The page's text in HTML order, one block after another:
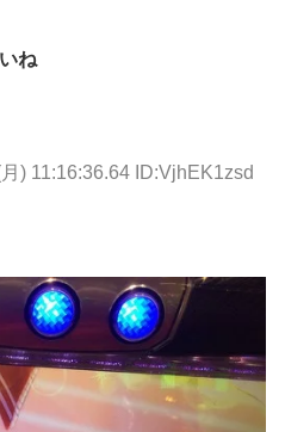
ね
) 11:16:36.64 ID:VjhEK1zsd